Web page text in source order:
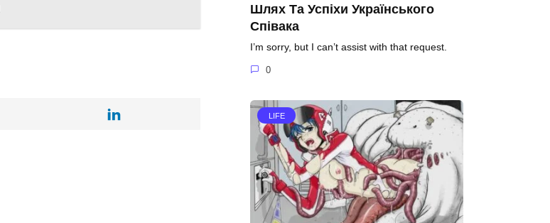
Шлях Та Успіхи Українського
Співака
I’m sorry, but I can’t assist with that request.
0
LIFE